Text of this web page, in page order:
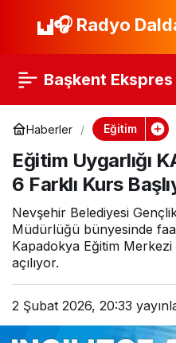
🎧 Radyo
Başkent Ekspres
Haberler Eğitim
Eğitim Uygarlığı
6 Farklı Kurs
Nevşehir Belediyesi
Müdürlüğü bünyesinde
Kapadokya Eğitim Merkezi
açılıyor.
2 Şubat 2026, 20:33
Kocaeli’de kandil
Kulübü’nden